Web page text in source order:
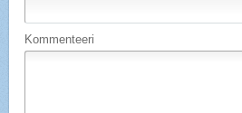
Kommenteeri